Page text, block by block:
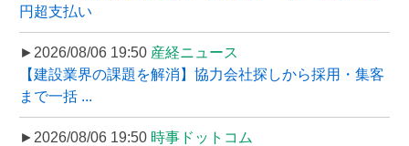
円超支払い
►2026/08/06 19:50 産経ニュース
【建設業界の課題を解消】協力会社探しから採用・集客
まで一括 ...
►2026/08/06 19:50 時事ドットコム